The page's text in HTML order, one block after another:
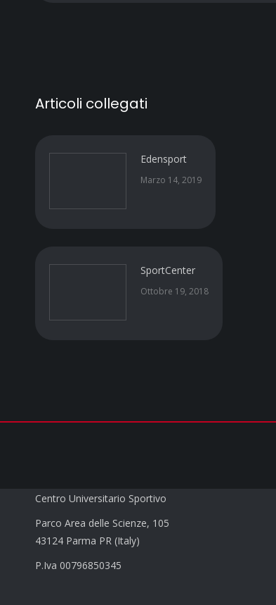
Articoli collegati
Edensport
Marzo 14, 2019
SportCenter
Ottobre 19, 2018
Centro Universitario Sportivo
Parco Area delle Scienze, 105
43124 Parma PR (Italy)
P.Iva 00796850345